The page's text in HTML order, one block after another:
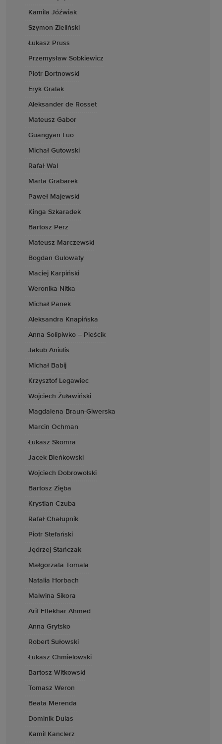
Kamila Jóźwiak
Szymon Zieliński
Łukasz Pruss
Przemysław Sobkiewicz
Piotr Bortnowski
Eryk Gralak
Aleksander de Rosset
Mateusz Gabor
Guangyan Luo
Michał Gutowski
Rafał Wal
Marta Grabarek
Paweł Majewski
Kinga Szkaradek
Bartosz Perz
Mateusz Marczewski
Bogdan Gulowaty
Maciej Karpiński
Weronika Nitka
Michał Panek
Aleksandra Knapińska
Anna Solipiwko – Pieścik
Jakub Aniulis
Michał Babij
Krzysztof Legawiec
Wojciech Żuławiński
Magdalena Braun-Giwerska
Marcin Ochman
Łukasz Skomra
Jacek Bieńkowski
Wojciech Dobrowolski
Bartosz Zięba
Krystian Czuba
Rafał Chałupnik
Piotr Stefański
Jędrzej Stańczak
Małgorzata Tomala
Natalia Horbach
Malwina Sikora
Arif Eftekhar Ahmed
Anna Grytsko
Robert Sułowski
Łukasz Chmielowski
Bartosz Witkowski
Tomasz Weron
Beata Merenda
Dominik Dulas
Kamil Kanclerz